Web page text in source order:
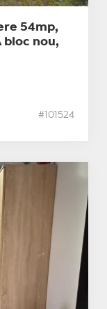
54mp,
bloc nou,
#101524